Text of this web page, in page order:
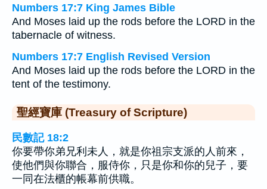
Numbers 17:7 King James Bible
And Moses laid up the rods before the LORD in the
tabernacle of witness.
Numbers 17:7 English Revised Version
And Moses laid up the rods before the LORD in the
tent of the testimony.
聖經寶庫 (Treasury of Scripture)
民數記 18:2
你要帶你弟兄利未人，就是你祖宗支派的人前來，
使他們與你聯合，服侍你，只是你和你的兒子，要
一同在法櫃的帳幕前供職。